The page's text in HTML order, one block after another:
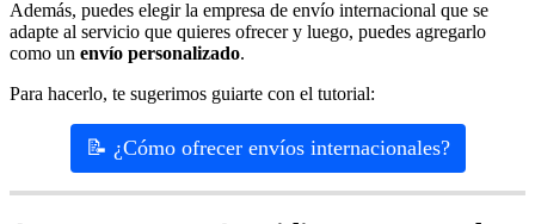
Además, puedes elegir la empresa de envío internacional que se
adapte al servicio que quieres ofrecer y luego, puedes agregarlo
como un envío personalizado.
Para hacerlo, te sugerimos guiarte con el tutorial:
📝 ¿Cómo ofrecer envíos internacionales?